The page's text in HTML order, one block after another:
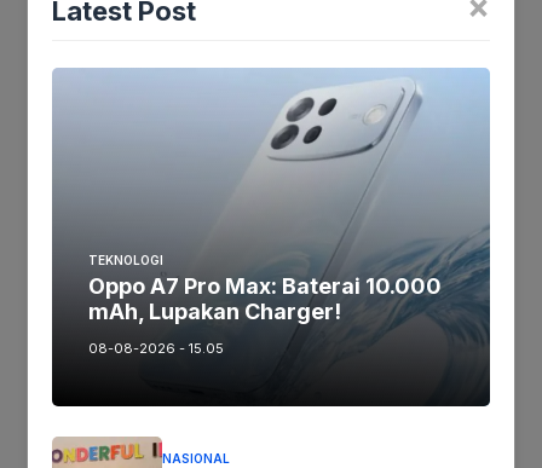
Tinggalkan komentar
Komentar
Latest Post
TEKNOLOGI
Oppo A7 Pro Max: Baterai 10.000
mAh, Lupakan Charger!
08-08-2026 - 15.05
NASIONAL